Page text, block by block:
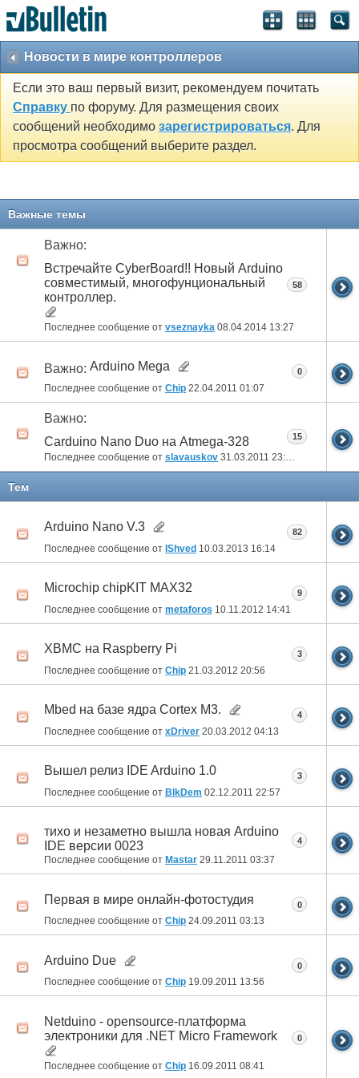
Новости в мире контроллеров
Если это ваш первый визит, рекомендуем почитать
Справку по форуму. Для размещения своих
сообщений необходимо зарегистрироваться. Для
просмотра сообщений выберите раздел.
Важные темы
Важно:
Встречайте CyberBoard!! Новый Arduino
совместимый, многофунциональный
контроллер.
Последнее сообщение от vseznayka 08.04.2014 13:27
58
Важно: Arduino Mega
Последнее сообщение от Chip 22.04.2011 01:07
0
Важно:
Carduino Nano Duo на Atmega-328
Последнее сообщение от slavauskov 31.03.2011 23:16
15
Тем
Arduino Nano V.3
Последнее сообщение от IShved 10.03.2013 16:14
82
Microchip chipKIT MAX32
Последнее сообщение от metaforos 10.11.2012 14:41
9
XBMC на Raspberry Pi
Последнее сообщение от Chip 21.03.2012 20:56
3
Mbed на базе ядра Cortex M3.
Последнее сообщение от xDriver 20.03.2012 04:13
4
Вышел релиз IDE Arduino 1.0
Последнее сообщение от BlkDem 02.12.2011 22:57
3
тихо и незаметно вышла новая Arduino
IDE версии 0023
Последнее сообщение от Mastar 29.11.2011 03:37
4
Первая в мире онлайн-фотостудия
Последнее сообщение от Chip 24.09.2011 03:13
0
Arduino Due
Последнее сообщение от Chip 19.09.2011 13:56
0
Netduino - opensource-платформа
электроники для .NET Micro Framework
Последнее сообщение от Chip 16.09.2011 08:41
0